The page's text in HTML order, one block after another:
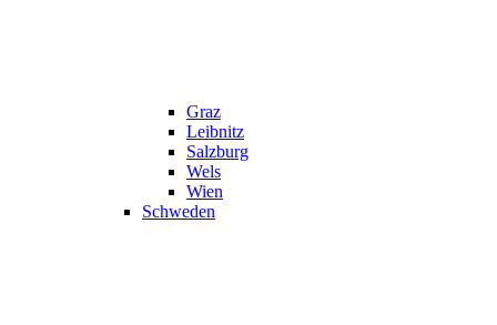
Graz
Leibnitz
Salzburg
Wels
Wien
Schweden